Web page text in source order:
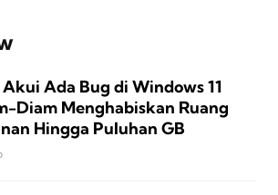
Ada Bug di Windows 11
Diam Menghabiskan Ruang
Hingga Puluhan GB